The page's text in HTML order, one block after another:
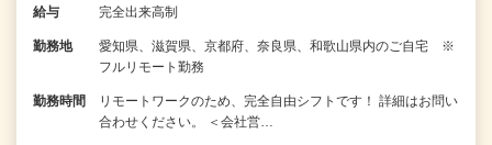
給与 完全出来高制
勤務地
愛知県、滋賀県、京都府、奈良県、和歌山県内のご自宅 ※
フルリモート勤務
勤務時間
リモートワークのため、完全自由シフトです！ 詳細はお問い
合わせください。 ＜会社営…